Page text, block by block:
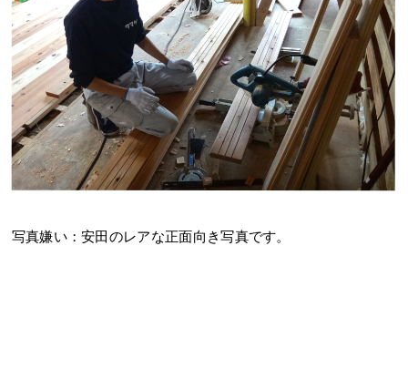
写真嫌い：安田のレアな正面向き写真です。